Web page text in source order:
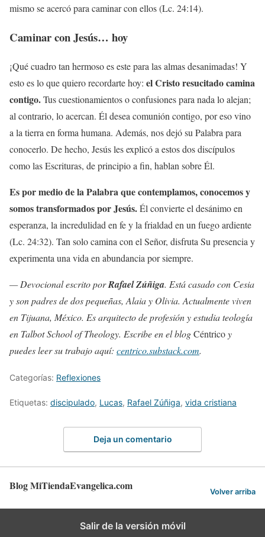
mismo se acercó para caminar con ellos (Lc. 24:14).
Caminar con Jesús… hoy
¡Qué cuadro tan hermoso es este para las almas desanimadas! Y
esto es lo que quiero recordarte hoy: el Cristo resucitado camina
contigo.Tus cuestionamientos o confusiones para nada lo alejan;
al contrario, lo acercan. Él desea comunión contigo, por eso vino
a la tierra en forma humana. Además, nos dejó su Palabra para
conocerlo. De hecho, Jesús les explicó a estos dos discípulos
como las Escrituras, de principio a fin, hablan sobre Él.
Es por medio de la Palabra que contemplamos, conocemos y
somos transformados por Jesús.Él convierte el desánimo en
esperanza, la incredulidad en fe y la frialdad en un fuego ardiente
(Lc. 24:32). Tan solo camina con el Señor, disfruta Su presencia y
experimenta una vida en abundancia por siempre.
— Devocional escrito porRafael Zúñiga. Está casado con Cesia
y son padres de dos pequeñas, Alaia y Olivia. Actualmente viven
en Tijuana, México. Es arquitecto de profesión y estudia teología
en Talbot School of Theology. Escribe en el blogCéntricoy
puedes leer su trabajo aquí: centrico.substack.com.
Categorías: Reflexiones
Etiquetas: discipulado, Lucas, Rafael Zúñiga, vida cristiana
Deja un comentario
Blog MiTiendaEvangelica.com Volver arriba
Salir de la versión móvil